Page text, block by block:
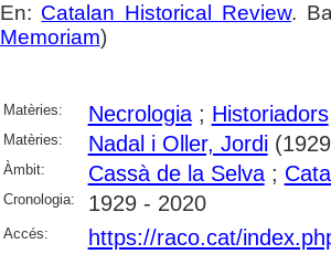
En: Catalan Historical Review.
Memoriam)
Matèries: Necrologia; Historiadors
Matèries: Nadal i Oller, Jordi
Àmbit: Cassà de la Selva;
Cronologia: 1929 - 2020
Accés: https://raco.cat/